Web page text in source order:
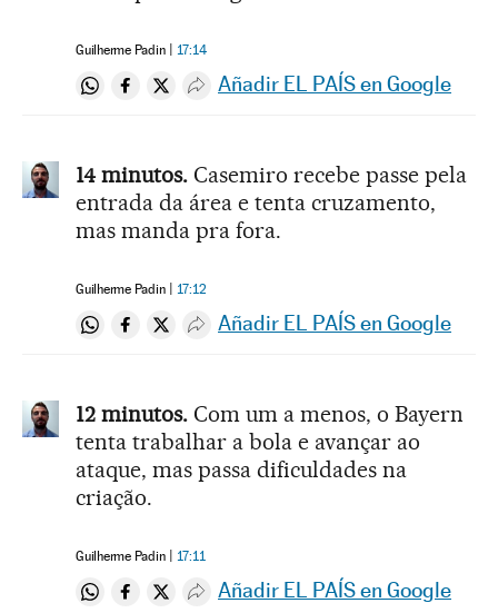
Guilherme Padin 17:14
Compartir en Whatsapp
Compartir en Facebook
Compartir en Twitter
Desplegar Redes Sociales
Añadir EL PAÍS en Google
14 minutos. Casemiro recebe passe pela
entrada da área e tenta cruzamento,
mas manda pra fora.
Guilherme Padin 17:12
Compartir en Whatsapp
Compartir en Facebook
Compartir en Twitter
Desplegar Redes Sociales
Añadir EL PAÍS en Google
12 minutos. Com um a menos, o Bayern
tenta trabalhar a bola e avançar ao
ataque, mas passa dificuldades na
criação.
Guilherme Padin 17:11
Compartir en Whatsapp
Compartir en Facebook
Compartir en Twitter
Desplegar Redes Sociales
Añadir EL PAÍS en Google